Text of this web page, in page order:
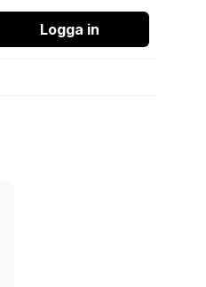
Logga in